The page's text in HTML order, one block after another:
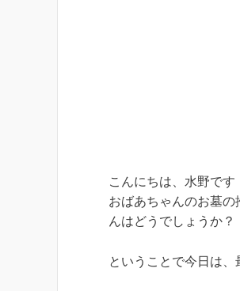
こんにちは、水野で
おばあちゃんのお墓の
んはどうでしょうか？
ということで今日は、